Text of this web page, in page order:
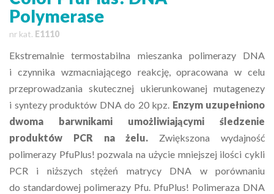
Polymerase
nr kat. E1110
Ekstremalnie termostabilna mieszanka polimerazy DNA
i czynnika wzmacniającego reakcję, opracowana w celu
przeprowadzania skutecznej ukierunkowanej mutagenezy
i syntezy produktów DNA do 20 kpz. Enzym uzupełniono
dwoma barwnikami umożliwiającymi śledzenie
produktów PCR na żelu. Zwiększona wydajność
polimerazy PfuPlus! pozwala na użycie mniejszej ilości cykli
PCR i niższych stężeń matrycy DNA w porównaniu
do standardowej polimerazy Pfu. PfuPlus! Polimeraza DNA